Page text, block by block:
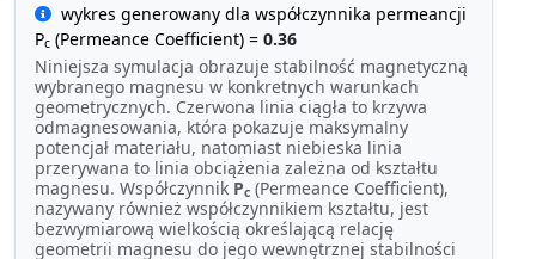
wykres generowany dla współczynnika permeancji
Pc (Permeance Coefficient) = 0.36
Niniejsza symulacja obrazuje stabilność magnetyczną
wybranego magnesu w konkretnych warunkach
geometrycznych. Czerwona linia ciągła to krzywa
odmagnesowania, która pokazuje maksymalny
potencjał materiału, natomiast niebieska linia
przerywana to linia obciążenia zależna od kształtu
magnesu. Współczynnik Pc (Permeance Coefficient),
nazywany również współczynnikiem kształtu, jest
bezwymiarową wielkością określającą relację
geometrii magnesu do jego wewnętrznej stabilności